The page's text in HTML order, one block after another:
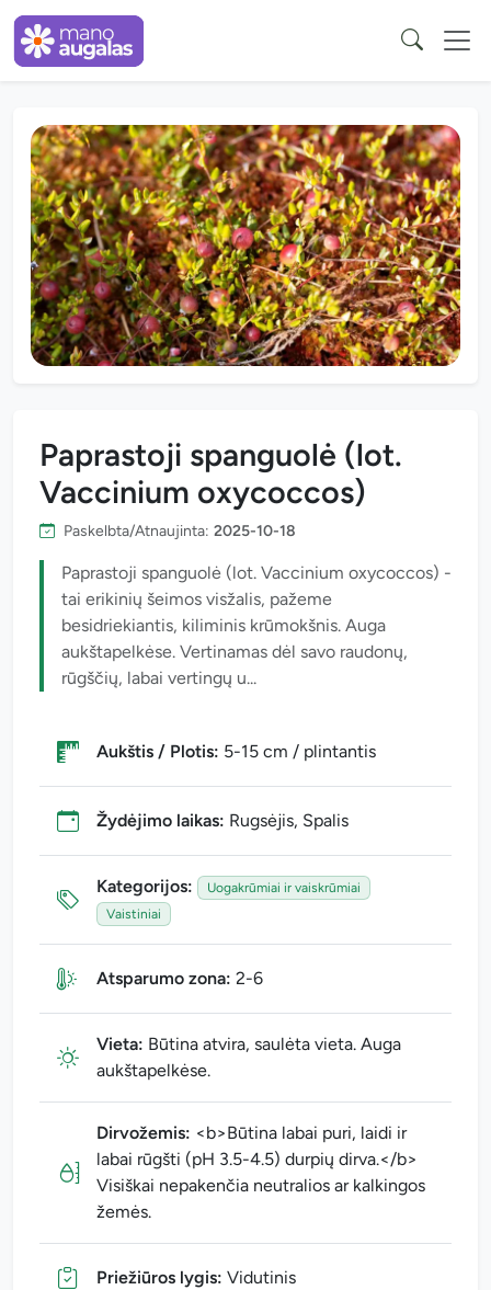
Paprastoji spanguolė (lot.
Vaccinium oxycoccos)
Paskelbta/Atnaujinta: 2025-10-18
Paprastoji spanguolė (lot. Vaccinium oxycoccos) -
tai erikinių šeimos visžalis, pažeme
besidriekiantis, kiliminis krūmokšnis. Auga
aukštapelkėse. Vertinamas dėl savo raudonų,
rūgščių, labai vertingų u...
Aukštis / Plotis: 5-15 cm / plintantis
Žydėjimo laikas: Rugsėjis, Spalis
Kategorijos:
Uogakrūmiai ir vaiskrūmiai
Vaistiniai
Atsparumo zona: 2-6
Vieta: Būtina atvira, saulėta vieta. Auga
aukštapelkėse.
Dirvožemis: <b>Būtina labai puri, laidi ir
labai rūgšti (pH 3.5-4.5) durpių dirva.</b>
Visiškai nepakenčia neutralios ar kalkingos
žemės.
Priežiūros lygis: Vidutinis